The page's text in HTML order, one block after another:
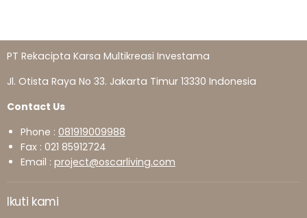
PT Rekacipta Karsa Multikreasi Investama
Jl. Otista Raya No 33. Jakarta Timur 13330 Indonesia
Contact Us
Phone : 081919009988
Fax : 021 85912724
Email : project@oscarliving.com
Ikuti kami